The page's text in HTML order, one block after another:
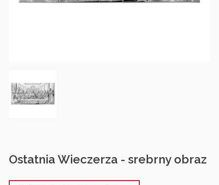
Ostatnia Wieczerza - srebrny obraz